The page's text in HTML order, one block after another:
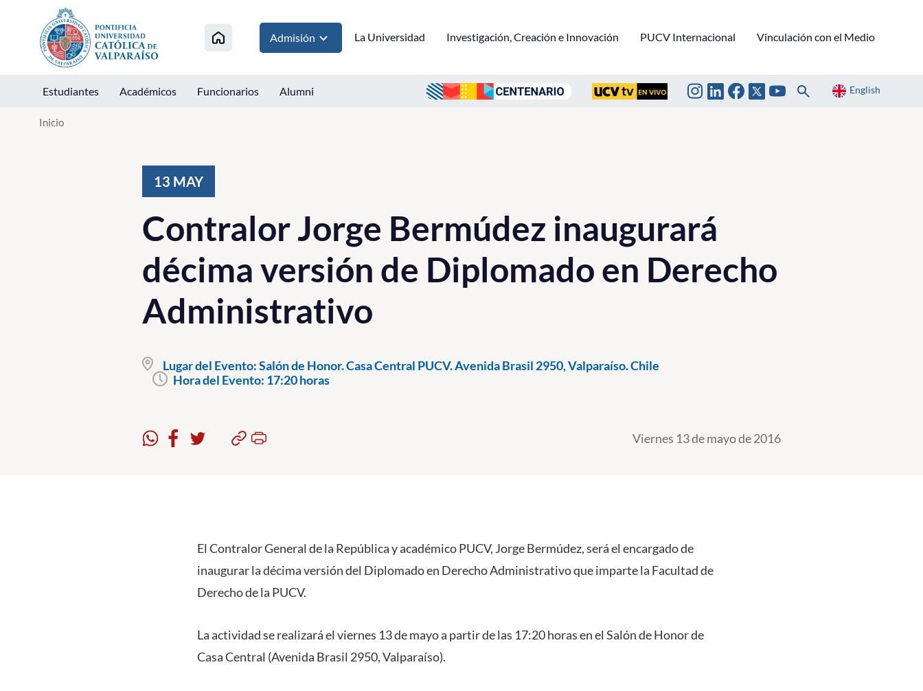
Click acá para ir directamente al contenido
Admisión La Universidad Investigación, Creación e Innovación PUCV Internacional Vinculación con el Medio
Estudiantes Académicos Funcionarios Alumni English
Inicio
13 MAY
Contralor Jorge Bermúdez inaugurará
décima versión de Diplomado en Derecho
Administrativo
Lugar del Evento:Salón de Honor. Casa Central PUCV. Avenida Brasil 2950, Valparaíso. Chile
Hora del Evento: 17:20 horas
Viernes 13 de mayo de 2016
El Contralor General de la República y académico PUCV, Jorge Bermúdez, será el encargado de
inaugurar la décima versión del Diplomado en Derecho Administrativo que imparte la Facultad de
Derecho de la PUCV.
La actividad se realizará el viernes 13 de mayo a partir de las 17:20 horas en el Salón de Honor de
Casa Central (Avenida Brasil 2950, Valparaíso).